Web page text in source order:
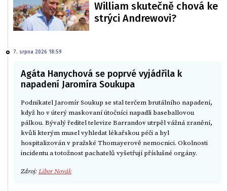
William skutečně chová ke
strýci Andrewovi?
7. srpna 2026 18:59
Agáta Hanychová se poprvé vyjádřila k
napadení Jaromíra Soukupa
Podnikatel Jaromír Soukup se stal terčem brutálního napadení,
když ho v úterý maskovaní útočníci napadli baseballovou
pálkou. Bývalý ředitel televize Barrandov utrpěl vážná zranění,
kvůli kterým musel vyhledat lékařskou péči a byl
hospitalizován v pražské Thomayerově nemocnici. Okolnosti
incidentu a totožnost pachatelů vyšetřují příslušné orgány.
Zdroj:Libor Novák